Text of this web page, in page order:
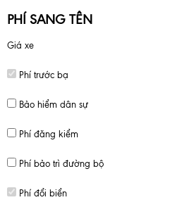
PHÍ SANG TÊN
Giá xe
Phí trước bạ
Bảo hiểm dân sự
Phí đăng kiểm
Phí bảo trì đường bộ
Phí đổi biển